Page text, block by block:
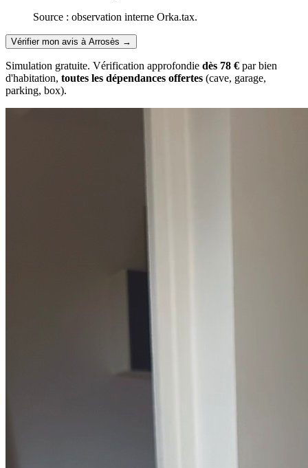
Source : observation interne Orka.tax.
Vérifier mon avis à Arrosès →
Simulation gratuite. Vérification approfondie dès 78 € par bien
d'habitation, toutes les dépendances offertes (cave, garage,
parking, box).